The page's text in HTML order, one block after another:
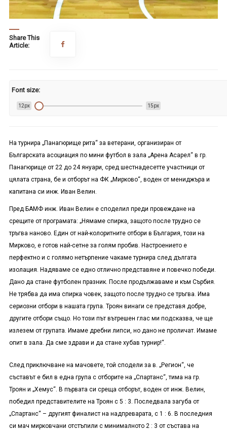
Share This
Article:
Font size:
12px 15px
На турнира „Панагюрище рита“ за ветерани, организиран от
Българската асоциация по мини футбол в зала „Арена Асарел“ в гр.
Панагюрище от 22 до 24 януари, сред шестнадесетте участници от
цялата страна, бе и отборът на ФК „Мирково“, воден от мениджъра и
капитана си инж. Иван Велин.
Пред БАМФинж. Иван Велин е споделил преди провеждане на
срещите от програмата: „Нямаме спирка, защото после трудно се
тръгва наново. Един от най-колоритните отбори в България, този на
Мирково, е готов най-сетне за голям пробив. Настроението е
перфектно и с голямо нетърпение чакаме турнира след дългата
изолация. Надяваме се едно отлично представяне и повечко победи.
Дано да стане футболен празник. После продължаваме и към Сърбия.
Не трябва да има спирка човек, защото после трудно се тръгва. Има
сериозни отбори в нашата група. Троян винаги се представя добре,
другите отбори също. Но този път вътрешен глас ми подсказва, че ще
излезем от групата. Имаме дребни липси, но дано не проличат. Имаме
опит в зала. Да сме здрави и да стане хубав турнир!“.
След приключване на мачовете, той сподели за в. „Регион“, че
съставът е бил в една група с отборите на „Спартанс“, тима на гр.
Троян и „Хемус“. В първата си среща отборът, воден от инж. Велин,
победил представителите на Троян с 5 : 3. Последвала загуба от
„Спартанс“ – другият финалист на надпреварата, с 1 : 6. В последния
си мач мирковчани отстъпили с минималното 2 : 3 от състава на